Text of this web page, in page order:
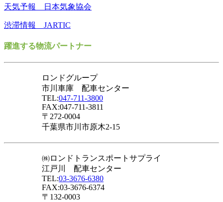
天気予報 日本気象協会
渋滞情報 JARTIC
躍進する物流パートナー
ロンドグループ
市川車庫 配車センター
TEL:047-711-3800
FAX:047-711-3811
〒272-0004
千葉県市川市原木2-15
㈱ロンドトランスポートサプライ
江戸川 配車センター
TEL:03-3676-6380
FAX:03-3676-6374
〒132-0003